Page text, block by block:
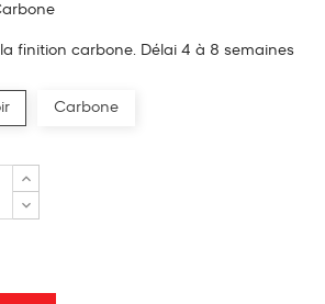
finition carbone. Délai 4 à 8 semaines
Carbone